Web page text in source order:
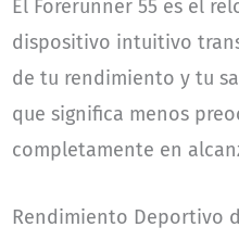
El Forerunner 55 es el
dispositivo intuitivo
de tu rendimiento y tu
que significa menos
completamente en
Rendimiento Deportivo